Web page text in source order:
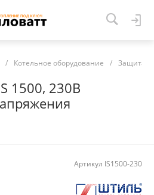
/ Котельное оборудование / Защита и
1500, 230В
Артикул IS1500-230